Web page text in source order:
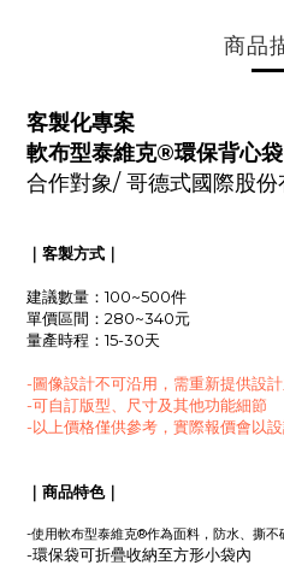
商品
客製化專案
軟布型泰維克®環保背心袋
合作對象/ 哥德式國際股份
｜客製方式｜
建議數量：100~500件
單價區間：280~340元
量產時程：15-30天
-圖像設計不可沿用，需重新提供設
-可自訂版型、尺寸及其他功能細節
-以上價格僅供參考，實際報價會以
｜商品特色｜
-使用軟布型泰維克®作為面料，防水、撕不
-環保袋可折疊收納至方形小袋內